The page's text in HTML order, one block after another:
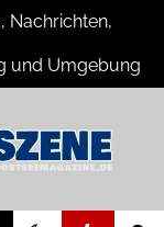
Nachrichten,
und Umgebung
aus